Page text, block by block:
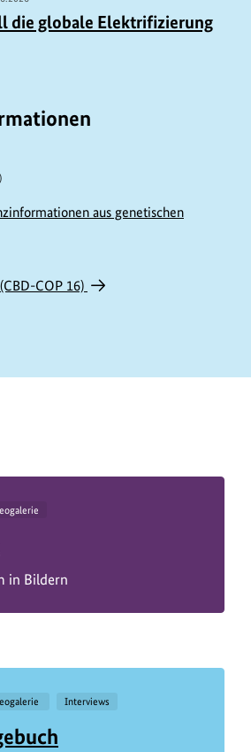
die globale Elektrifizierung
aus genetischen
COP 16)
in Bildern
Interviews